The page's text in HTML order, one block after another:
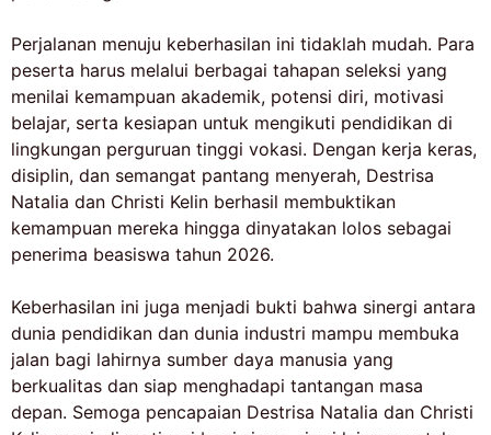
Perjalanan menuju keberhasilan ini tidaklah mudah. Para
peserta harus melalui berbagai tahapan seleksi yang
menilai kemampuan akademik, potensi diri, motivasi
belajar, serta kesiapan untuk mengikuti pendidikan di
lingkungan perguruan tinggi vokasi. Dengan kerja keras,
disiplin, dan semangat pantang menyerah, Destrisa
Natalia dan Christi Kelin berhasil membuktikan
kemampuan mereka hingga dinyatakan lolos sebagai
penerima beasiswa tahun 2026.
Keberhasilan ini juga menjadi bukti bahwa sinergi antara
dunia pendidikan dan dunia industri mampu membuka
jalan bagi lahirnya sumber daya manusia yang
berkualitas dan siap menghadapi tantangan masa
depan. Semoga pencapaian Destrisa Natalia dan Christi